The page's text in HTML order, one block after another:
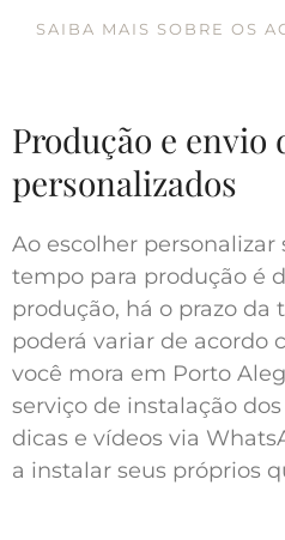
SAIBA MAIS SOBRE OS
Produção e envio
personalizados
Ao escolher personalizar
tempo para produção é
produção, há o prazo da
poderá variar de acordo
você mora em Porto
serviço de instalação
dicas e vídeos via
a instalar seus próprios